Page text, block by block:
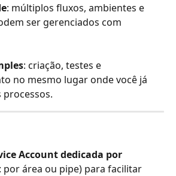
: múltiplos fluxos, ambientes e
ser gerenciados com
: criação, testes e
no mesmo lugar onde você já
processos.
Account dedicada por
por área ou pipe) para facilitar